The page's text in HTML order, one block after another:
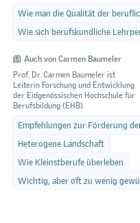
Wie man die Qualität der
Wie sich berufskundliche
Auch von Carmen Baumeler
Prof. Dr. Carmen Baumeler ist
Leiterin Forschung und Entwicklung
der Eidgenössischen Hochschule für
Berufsbildung (EHB).
Empfehlungen zur Förderung
Heterogene Landschaft
Wie Kleinstberufe überleben
Wichtig, aber oft zu wenig